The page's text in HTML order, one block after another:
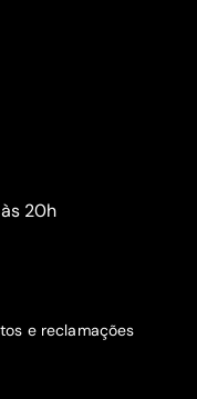
20h
e reclamações